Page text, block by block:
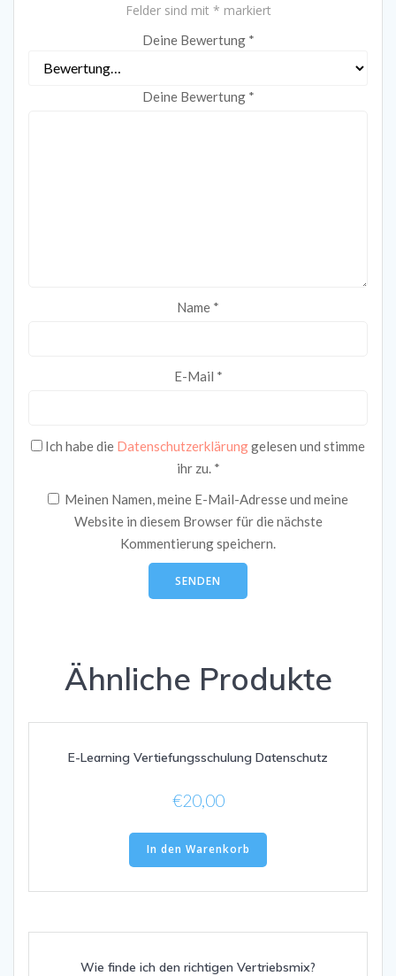
Felder sind mit * markiert
Deine Bewertung *
Deine Bewertung *
Name *
E-Mail *
Ich habe die Datenschutzerklärunggelesen und stimme
ihr zu. *
Meinen Namen, meine E-Mail-Adresse und meine
Website in diesem Browser für die nächste
Kommentierung speichern.
Ähnliche Produkte
E-Learning Vertiefungsschulung Datenschutz
€20,00
In den Warenkorb
Wie finde ich den richtigen Vertriebsmix?